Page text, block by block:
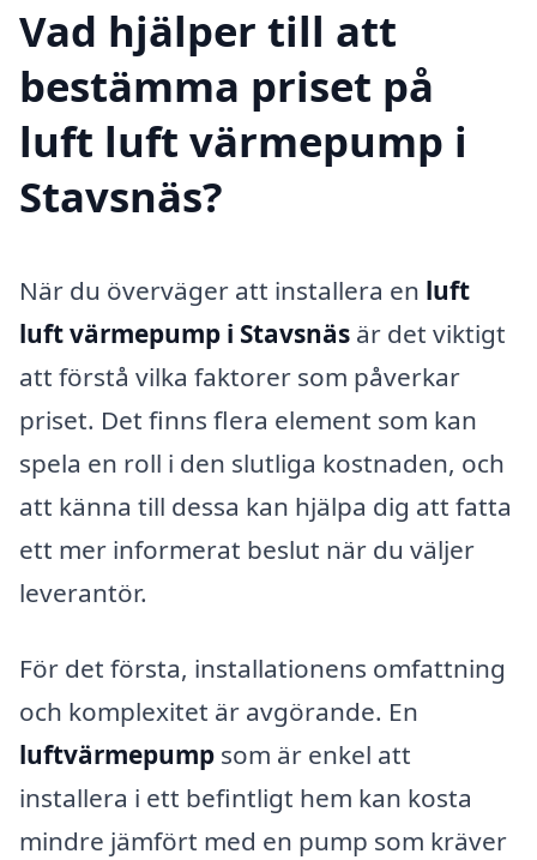
Vad hjälper till att
bestämma priset på
luft luft värmepump i
Stavsnäs?
När du överväger att installera en luft
luft värmepump i Stavsnäs är det viktigt
att förstå vilka faktorer som påverkar
priset. Det finns flera element som kan
spela en roll i den slutliga kostnaden, och
att känna till dessa kan hjälpa dig att fatta
ett mer informerat beslut när du väljer
leverantör.
För det första, installationens omfattning
och komplexitet är avgörande. En
luftvärmepump som är enkel att
installera i ett befintligt hem kan kosta
mindre jämfört med en pump som kräver